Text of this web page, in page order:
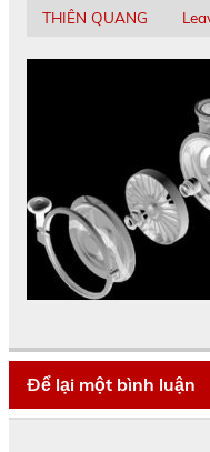
THIÊN QUANG
Để lại một bình luận